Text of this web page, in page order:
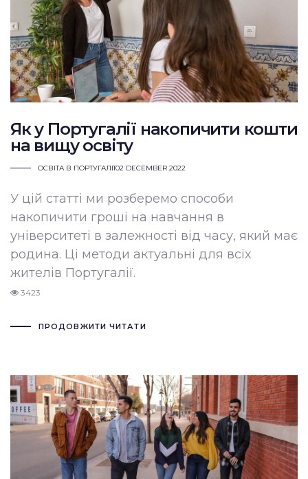
Як у Португалії накопичити кошти
на вищу освіту
ОСВІТА В ПОРТУГАЛІЇ02 DECEMBER 2022
У цій статті ми розберемо способи
накопичити гроші на навчання в
університеті в залежності від часу, який має
родина. Ці методи актуальні для всіх
жителів Португалії.
3423
ПРОДОВЖИТИ ЧИТАТИ